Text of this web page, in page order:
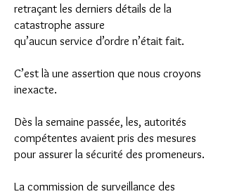
retraçant les derniers détails de la
catastrophe assure
qu’aucun service d’ordre n’était fait.
C’est là une assertion que nous croyons
inexacte.
Dès la semaine passée, les, autorités
compétentes avaient pris des mesures
pour assurer la sécurité des promeneurs.
La commission de surveillance des